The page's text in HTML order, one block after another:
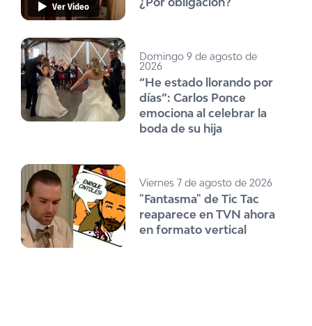
Ver Video
Domingo 9 de agosto de
2026
“He estado llorando por
días”: Carlos Ponce
emociona al celebrar la
boda de su hija
Viernes 7 de agosto de 2026
"Fantasma" de Tic Tac
reaparece en TVN ahora
en formato vertical